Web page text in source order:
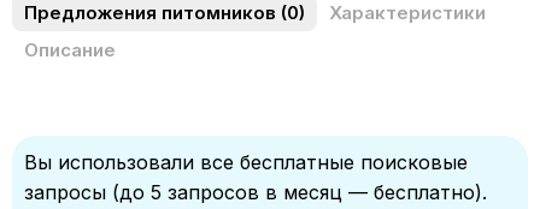
Предложения питомников (0)
Характеристики
Описание
Вы использовали все бесплатные поисковые
запросы (до 5 запросов в месяц — бесплатно).